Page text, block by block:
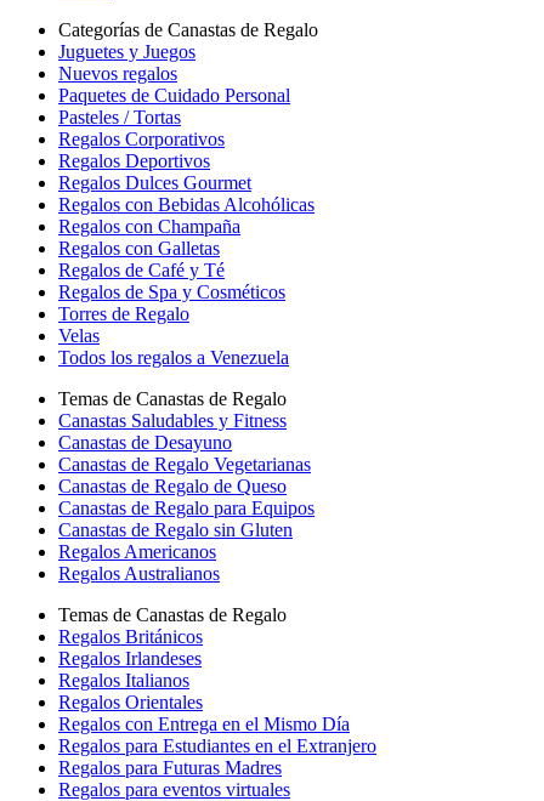
Categorías de Canastas de Regalo
Juguetes y Juegos
Nuevos regalos
Paquetes de Cuidado Personal
Pasteles / Tortas
Regalos Corporativos
Regalos Deportivos
Regalos Dulces Gourmet
Regalos con Bebidas Alcohólicas
Regalos con Champaña
Regalos con Galletas
Regalos de Café y Té
Regalos de Spa y Cosméticos
Torres de Regalo
Velas
Todos los regalos a Venezuela
Temas de Canastas de Regalo
Canastas Saludables y Fitness
Canastas de Desayuno
Canastas de Regalo Vegetarianas
Canastas de Regalo de Queso
Canastas de Regalo para Equipos
Canastas de Regalo sin Gluten
Regalos Americanos
Regalos Australianos
Temas de Canastas de Regalo
Regalos Británicos
Regalos Irlandeses
Regalos Italianos
Regalos Orientales
Regalos con Entrega en el Mismo Día
Regalos para Estudiantes en el Extranjero
Regalos para Futuras Madres
Regalos para eventos virtuales